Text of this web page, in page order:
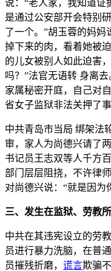
说：“老人家，我知道证
是通过公安部开会特别
了一个。”胡玉蓉的妈妈
掉下来的肉，看着她被
的儿女被别人如此迫害
吗？”法官无语转 身离
家属秘密开庭，自己对
省女子监狱非法关押了事
中共青岛市当局 绑架法
审，家人为尚德兴请了
书记员王志双等人千方
部门层层阻挠，不许律
对尚德兴说：“就是因
三、发生在监狱、劳教
中共在其违宪设立的劳
员进行暴力洗脑，在普
员摧残折磨， 谎言欺骗